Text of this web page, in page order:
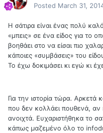
Posted March 31,
Η σάτιρα είναι ένας πολύ
«μπεις» σε ένα είδος για το
βοηθάει στο να είσαι πιο
κάποιες «συμβάσεις» του
Το έχω δοκιμάσει κι εγώ κι
Για την ιστορία τώρα.
που δεν κολλάει πουθενά, αν
ανοιχτά. Ευχαριστήθηκα το
κάπως μαζεμένο όλο το